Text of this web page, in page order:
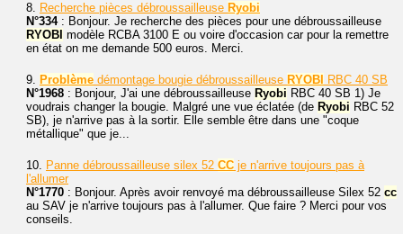
8. Recherche pièces débroussailleuse Ryobi
N°334: Bonjour. Je recherche des pièces pour une débroussailleuse
RYOBI modèle RCBA 3100 E ou voire d'occasion car pour la remettre
en état on me demande 500 euros. Merci.
9. Problème démontage bougie débroussailleuse RYOBI
RBC 40 SB
N°1968 : Bonjour, J'ai une débroussailleuse Ryobi RBC 40 SB 1) Je
voudrais changer la bougie. Malgré une vue éclatée (de Ryobi RBC 52
SB), je n'arrive pas à la sortir. Elle semble être dans une "coque
métallique" que je...
10. Panne débroussailleuse silex 52 CC je n'arrive toujours pas à
l'allumer
N°1770 : Bonjour. Après avoir renvoyé ma débroussailleuse Silex 52 cc
au SAV je n'arrive toujours pas à l'allumer. Que faire ? Merci pour vos
conseils.